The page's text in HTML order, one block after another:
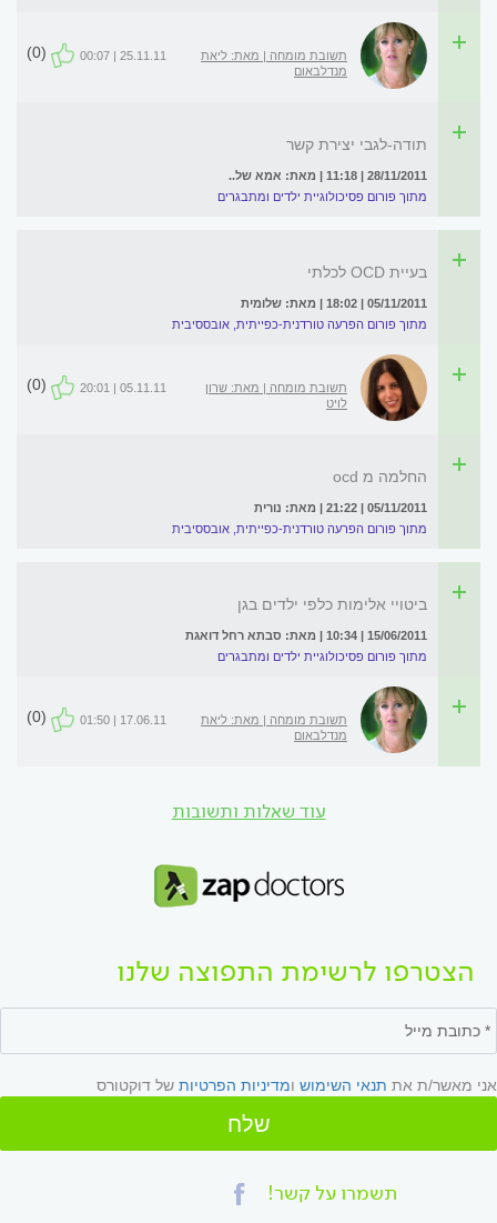
תשובת מומחה | מאת: ליאת
מנדלבאום
25.11.11 | 00:07
(0)
תודה-לגבי יצירת קשר
28/11/2011 | 11:18 | מאת: אמא של..
מתוך פורום פסיכולוגיית ילדים ומתבגרים
בעיית OCD לכלתי
05/11/2011 | 18:02 | מאת: שלומית
מתוך פורום הפרעה טורדנית-כפייתית, אובססיבית
תשובת מומחה | מאת: שרון
לויט
05.11.11 | 20:01
(0)
החלמה מ ocd
05/11/2011 | 21:22 | מאת: נורית
מתוך פורום הפרעה טורדנית-כפייתית, אובססיבית
ביטויי אלימות כלפי ילדים בגן
15/06/2011 | 10:34 | מאת: סבתא רחל דואגת
מתוך פורום פסיכולוגיית ילדים ומתבגרים
תשובת מומחה | מאת: ליאת
מנדלבאום
17.06.11 | 01:50
(0)
עוד שאלות ותשובות
הצטרפו לרשימת התפוצה שלנו
אני מאשר/ת את תנאי השימוש ומדיניות הפרטיות של דוקטורס
שלח
תשמרו על קשר!